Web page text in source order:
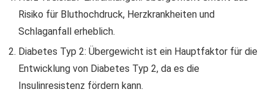
Risiko für Bluthochdruck, Herzkrankheiten und
Schlaganfall erheblich.
Diabetes Typ 2: Übergewicht ist ein Hauptfaktor für die
Entwicklung von Diabetes Typ 2, da es die
Insulinresistenz fördern kann.